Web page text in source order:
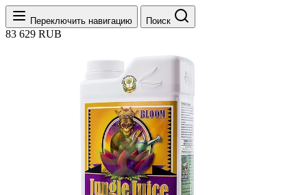
Переключить навигацию Поиск
83 629 RUB